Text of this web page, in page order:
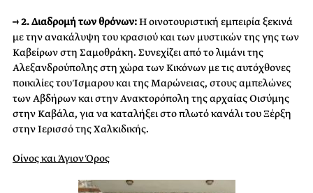
→ 2. Διαδρομή των θρόνων:Η οινοτουριστική εμπειρία ξεκινά
με την ανακάλυψη του κρασιού και των μυστικών της γης των
Καβείρων στη Σαμοθράκη. Συνεχίζει από το λιμάνι της
Αλεξανδρούπολης στη χώρα των Κικόνων με τις αυτόχθονες
ποικιλίες του Ίσμαρου και της Μαρώνειας, στους αμπελώνες
των Αβδήρων και στην Ανακτορόπολη της αρχαίας Οισύμης
στην Καβάλα, για να καταλήξει στο πλωτό κανάλι του Ξέρξη
στην Ιερισσό της Χαλκιδικής.
Οίνος και Άγιον Όρος